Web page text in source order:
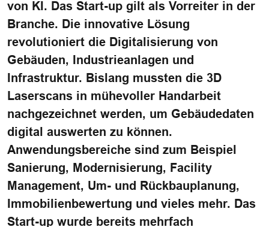
von KI. Das Start-up gilt als Vorreiter in der
Branche. Die innovative Lösung
revolutioniert die Digitalisierung von
Gebäuden, Industrieanlagen und
Infrastruktur. Bislang mussten die 3D
Laserscans in mühevoller Handarbeit
nachgezeichnet werden, um Gebäudedaten
digital auswerten zu können.
Anwendungsbereiche sind zum Beispiel
Sanierung, Modernisierung, Facility
Management, Um- und Rückbauplanung,
Immobilienbewertung und vieles mehr. Das
Start-up wurde bereits mehrfach